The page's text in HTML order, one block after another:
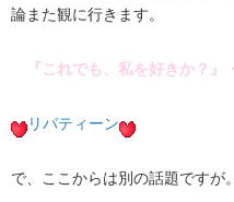
論また観に行きます。
『これでも、私を好きか？
リバティーン
で、ここからは別の話題ですが